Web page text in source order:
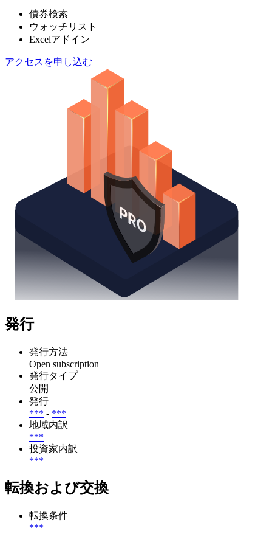
債券検索
ウォッチリスト
Excelアドイン
アクセスを申し込む
発行
発行方法
Open subscription
発行タイプ
公開
発行
*** - ***
地域内訳
***
投資家内訳
***
転換および交換
転換条件
***